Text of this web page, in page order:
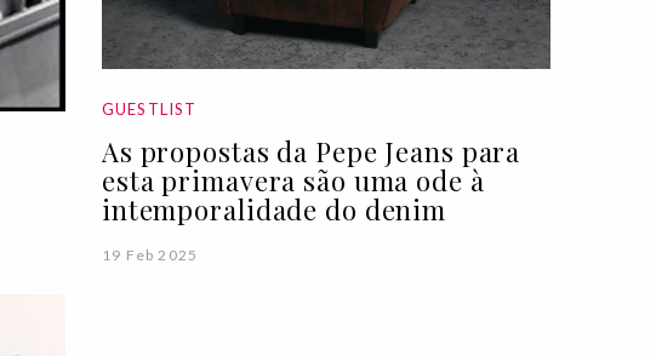
GUESTLIST
As propostas da Pepe Jeans para
esta primavera são uma ode à
intemporalidade do denim
19 Feb 2025